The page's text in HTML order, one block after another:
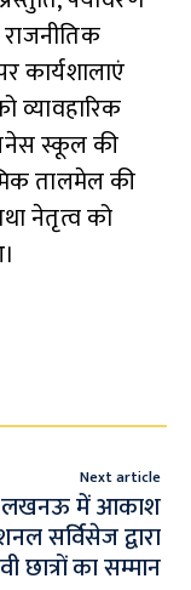
कार्यशालाएं
व्यावहारिक
स्कूल की
तालमेल की
नेतृत्व को
Next article
लखनऊ में आकाश
सर्विसेज द्वारा
छात्रों का सम्मान